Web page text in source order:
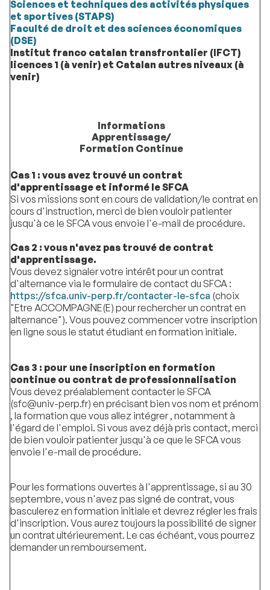
Sciences et techniques des activités physiques
et sportives (STAPS)
Faculté de droit et des sciences économiques
(DSE)
Institut franco catalan transfrontalier (IFCT)
licences 1 (à venir) et Catalan autres niveaux (à
venir)
Informations
Apprentissage/
Formation Continue
Cas 1 : vous avez trouvé un contrat
d'apprentissage et informé le SFCA
Si vos missions sont en cours de validation/le contrat en
cours d'instruction, merci de bien vouloir patienter
jusqu'à ce le SFCA vous envoie l'e-mail de procédure.
Cas 2 : vous n'avez pas trouvé de contrat
d'apprentissage.
Vous devez signaler votre intérêt pour un contrat
d'alternance via le formulaire de contact du SFCA :
https://sfca.univ-perp.fr/contacter-le-sfca (choix
"Etre ACCOMPAGNE(E) pour rechercher un contrat en
alternance"). Vous pouvez commencer votre inscription
en ligne sous le statut étudiant en formation initiale.
Cas 3 : pour une inscription en formation
continue ou contrat de professionnalisation
Vous devez préalablement contacter le SFCA
(sfc@univ-perp.fr) en précisant bien vos nom et prénom
, la formation que vous allez intégrer , notamment à
l'égard de l'emploi. Si vous avez déjà pris contact, merci
de bien vouloir patienter jusqu'à ce que le SFCA vous
envoie l'e-mail de procédure.
Pour les formations ouvertes à l'apprentissage, si au 30
septembre, vous n'avez pas signé de contrat, vous
basculerez en formation initiale et devrez régler les frais
d'inscription. Vous aurez toujours la possibilité de signer
un contrat ultérieurement. Le cas échéant, vous pourrez
demander un remboursement.